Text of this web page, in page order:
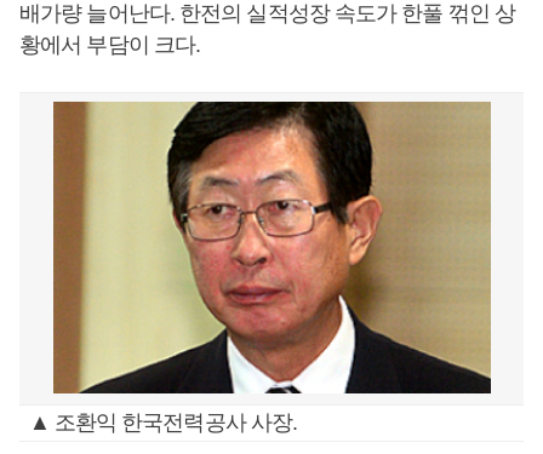
배가량 늘어난다. 한전의 실적성장 속도가 한풀 꺾인 상
황에서 부담이 크다.
▲ 조환익 한국전력공사 사장.